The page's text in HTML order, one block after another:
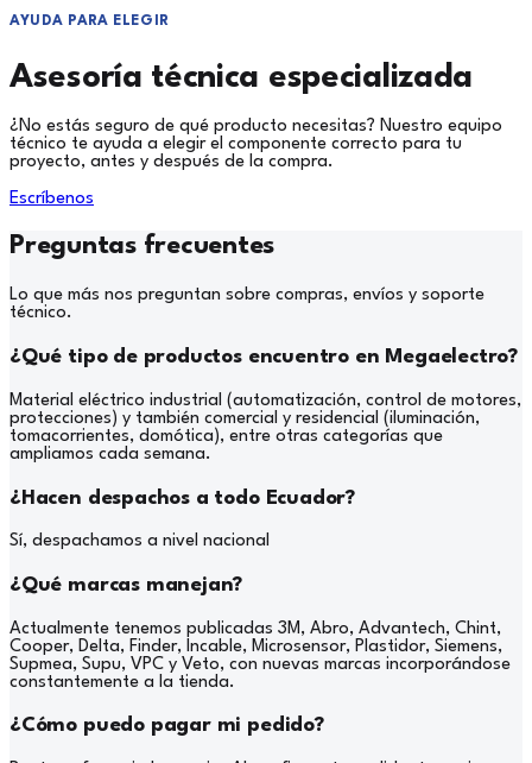
AYUDA PARA ELEGIR
Asesoría técnica especializada
¿No estás seguro de qué producto necesitas? Nuestro equipo
técnico te ayuda a elegir el componente correcto para tu
proyecto, antes y después de la compra.
Escríbenos
Preguntas frecuentes
Lo que más nos preguntan sobre compras, envíos y soporte
técnico.
¿Qué tipo de productos encuentro en Megaelectro?
Material eléctrico industrial (automatización, control de motores,
protecciones) y también comercial y residencial (iluminación,
tomacorrientes, domótica), entre otras categorías que
ampliamos cada semana.
¿Hacen despachos a todo Ecuador?
Sí, despachamos a nivel nacional
¿Qué marcas manejan?
Actualmente tenemos publicadas 3M, Abro, Advantech, Chint,
Cooper, Delta, Finder, Incable, Microsensor, Plastidor, Siemens,
Supmea, Supu, VPC y Veto, con nuevas marcas incorporándose
constantemente a la tienda.
¿Cómo puedo pagar mi pedido?